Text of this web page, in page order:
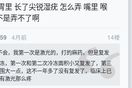
里 长了尖锐湿疣 怎么弄 嘴里 喉
是弄不了啊
4月前 14楼
会，我第一次是激光的，打的麻药，但是复发
，第一次和第二次冷冻面积小又复发了，第三
大一点，这不一年多了没有复发了，临床上已
激光那么疼